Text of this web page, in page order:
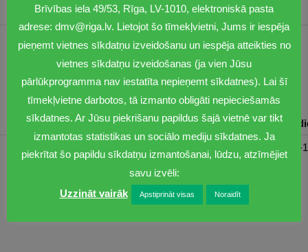
1201
dmv@riga.lv
Pirmdiena Otrdiena Trešdiena Ceturtdiena
08:00-
Brīvības iela 49/53, Rīga, LV-1010, elektroniskā pasta
adrese: dmv@riga.lv. Lietojot šo tīmekļvietni, Jums ir iespēja
pieņemt vietnes sīkdatņu izveidošanu un iespēja atteikties no
vietnes sīkdatņu izveidošanas (ja vien Jūsu
pārlūkprogramma nav iestatīta nepieņemt sīkdatnes). Lai šī
tīmekļvietne darbotos, tā izmanto obligāti nepieciešamās
sīkdatnes. Ar Jūsu piekrišanu papildus šajā vietnē var tikt
izmantotas statistikas un sociālo mediju sīkdatnes. Ja
piekrītat šo papildu sīkdatņu izmantošanai, lūdzu, atzīmējiet
savu izvēli:
Uzzināt vairāk
Apstiprināt visas Noraidīt